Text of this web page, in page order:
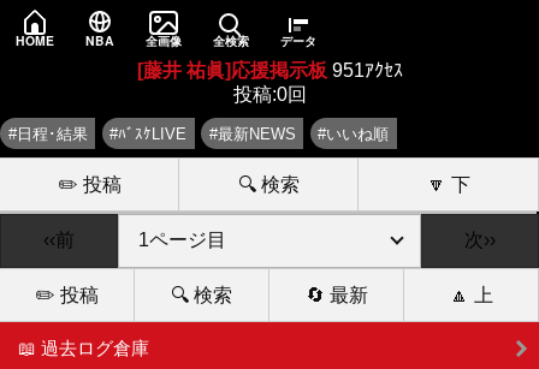
HOME NBA 全画像 全検索 データ
[藤井 祐眞]応援掲示板 951ｱｸｾｽ
投稿:0回
#日程･結果 #ﾊﾞｽｹLIVE #最新NEWS #いいね順
✏️ 投稿 🔍 検索 🔽 下
‹‹前 次››
✏️ 投稿 🔍 検索 🔄 最新 🔼 上
📖 過去ログ倉庫